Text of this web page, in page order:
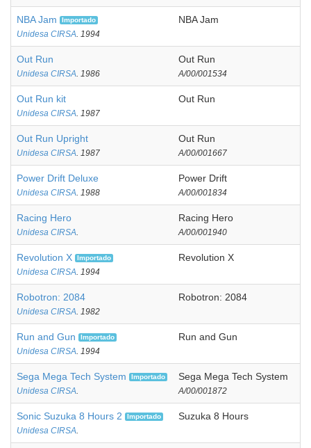
NBA Jam Importado
Unidesa CIRSA. 1994
NBA Jam
Out Run
Unidesa CIRSA. 1986
Out Run
A/00/001534
Out Run kit
Unidesa CIRSA. 1987
Out Run
Out Run Upright
Unidesa CIRSA. 1987
Out Run
A/00/001667
Power Drift Deluxe
Unidesa CIRSA. 1988
Power Drift
A/00/001834
Racing Hero
Unidesa CIRSA.
Racing Hero
A/00/001940
Revolution X Importado
Unidesa CIRSA. 1994
Revolution X
Robotron: 2084
Unidesa CIRSA. 1982
Robotron: 2084
Run and Gun Importado
Unidesa CIRSA. 1994
Run and Gun
Sega Mega Tech System Importado
Unidesa CIRSA.
Sega Mega Tech System
A/00/001872
Sonic Suzuka 8 Hours 2 Importado
Unidesa CIRSA.
Suzuka 8 Hours